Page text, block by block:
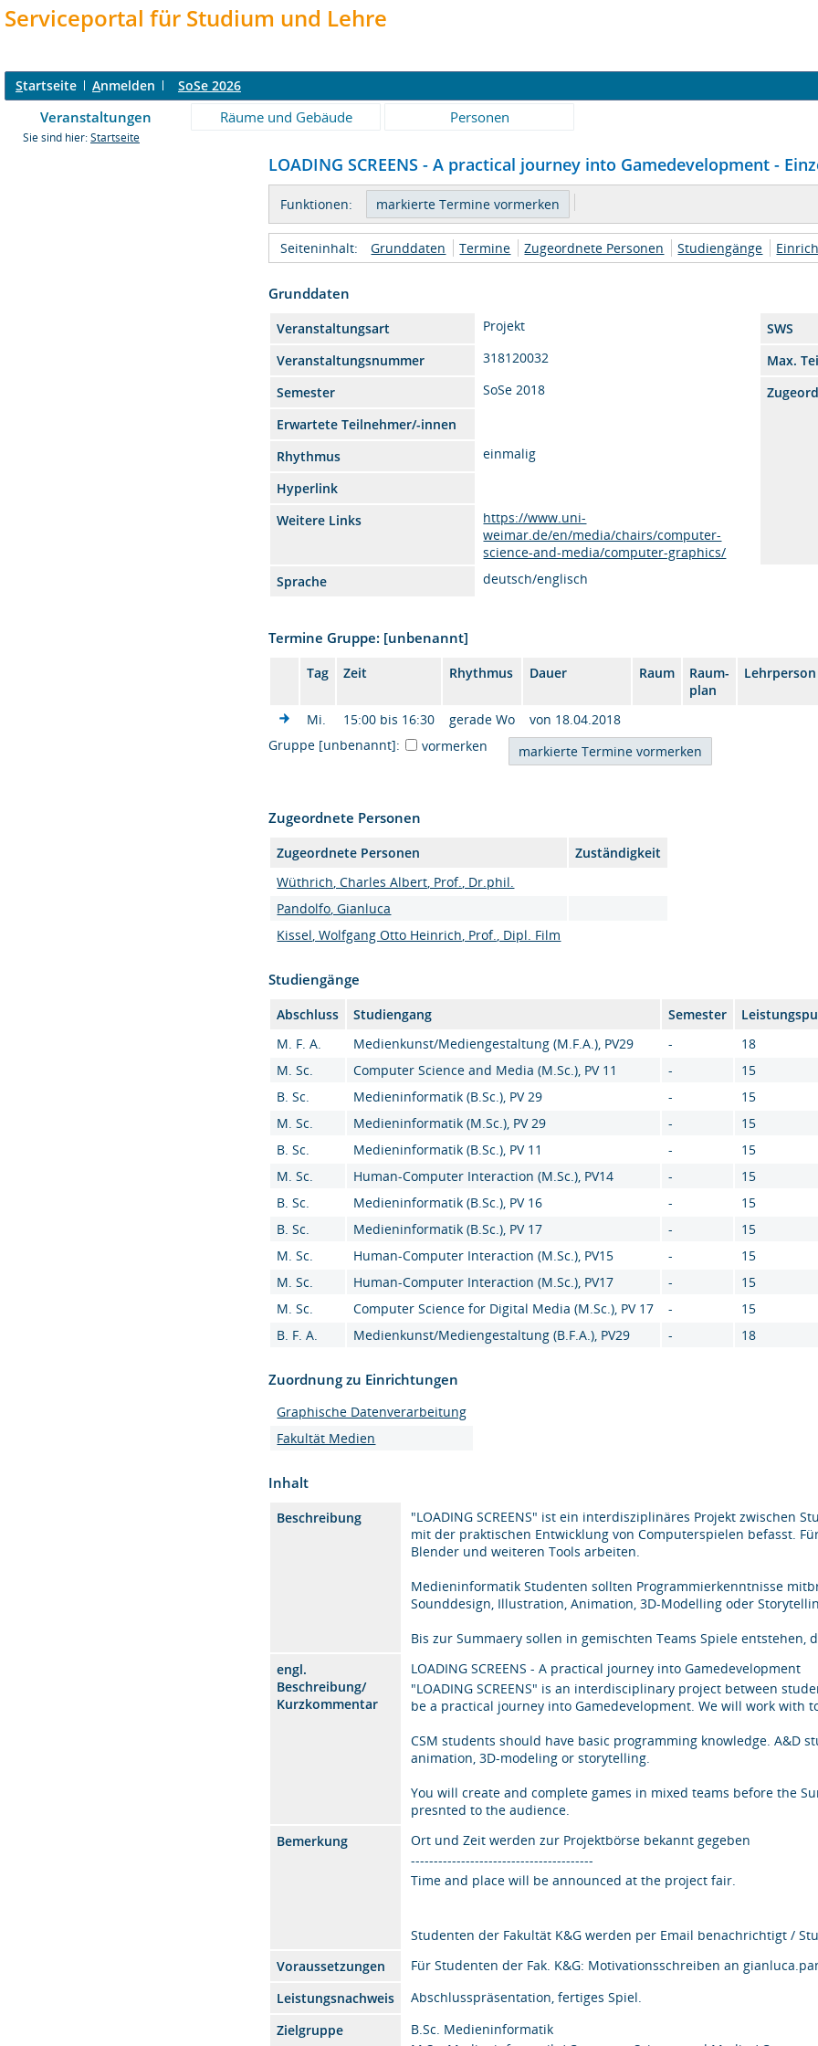
Serviceportal für Studium und Lehre
Startseite Anmelden SoSe 2026
Veranstaltungen Räume und Gebäude Personen
Sie sind hier: Startseite
LOADING SCREENS - A practical journey into Gamedevelopment -
Funktionen:
Seiteninhalt: Grunddaten Termine Zugeordnete Personen Studiengänge
Grunddaten
Veranstaltungsart Projekt SWS
Veranstaltungsnummer
318120032 Max.
Semester
SoSe 2018
Erwartete Teilnehmer/-innen
Rhythmus
einmalig
Hyperlink
Weitere Links
https://www.uni-
weimar.de/en/media/chairs/computer-
science-and-media/computer-graphics/
Sprache
deutsch/englisch
Termine Gruppe: [unbenannt]
Tag Zeit Rhythmus Dauer Raum
Raum-
plan
Lehrperson
Mi. 15:00 bis 16:30 gerade Wo
von 18.04.2018
Gruppe [unbenannt]:
vormerken
Zugeordnete Personen
Zugeordnete Personen
Zuständigkeit
Wüthrich, Charles Albert, Prof., Dr.phil.
Pandolfo, Gianluca
Kissel, Wolfgang Otto Heinrich, Prof., Dipl. Film
Studiengänge
Abschluss Studiengang Semester
M. F. A.
Medienkunst/Mediengestaltung (M.F.A.), PV29 -
18
M. Sc.
Computer Science and Media (M.Sc.), PV 11 -
15
B. Sc.
Medieninformatik (B.Sc.), PV 29 -
15
M. Sc.
Medieninformatik (M.Sc.), PV 29 -
15
B. Sc.
Medieninformatik (B.Sc.), PV 11 -
15
M. Sc.
Human-Computer Interaction (M.Sc.), PV14 -
15
B. Sc.
Medieninformatik (B.Sc.), PV 16 -
15
B. Sc.
Medieninformatik (B.Sc.), PV 17 -
15
M. Sc.
Human-Computer Interaction (M.Sc.), PV15 -
15
M. Sc.
Human-Computer Interaction (M.Sc.), PV17 -
15
M. Sc.
Computer Science for Digital Media (M.Sc.), PV 17 -
15
B. F. A.
Medienkunst/Mediengestaltung (B.F.A.), PV29 - 18
Zuordnung zu Einrichtungen
Graphische Datenverarbeitung
Fakultät Medien
Inhalt
Beschreibung
"LOADING SCREENS" ist ein interdisziplinäres Projekt zwischen
mit der praktischen Entwicklung von Computerspielen befasst.
Blender und weiteren Tools arbeiten.
Medieninformatik Studenten sollten Programmierkenntnisse
Sounddesign, Illustration, Animation, 3D-Modelling oder
Bis zur Summaery sollen in gemischten Teams Spiele
engl.
Beschreibung/
Kurzkommentar
LOADING SCREENS - A practical journey into Gamedevelopment
"LOADING SCREENS" is an interdisciplinary project between
be a practical journey into Gamedevelopment. We will work with
CSM students should have basic programming knowledge. A&D
animation, 3D-modeling or storytelling.
You will create and complete games in mixed teams before the
presnted to the audience.
Bemerkung
Ort und Zeit werden zur Projektbörse bekannt gegeben
----------------------------------------
Time and place will be announced at the project fair.
Studenten der Fakultät K&G werden per Email benachrichtigt /
Voraussetzungen
Für Studenten der Fak. K&G: Motivationsschreiben an
Leistungsnachweis
Abschlusspräsentation, fertiges Spiel.
Zielgruppe
B.Sc. Medieninformatik